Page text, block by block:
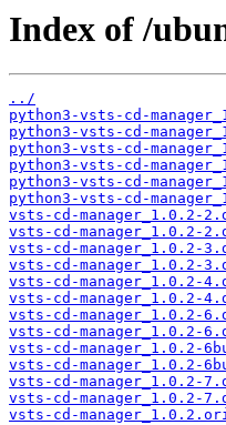
Index of /
../
python3-vsts-cd-
python3-vsts-cd-
python3-vsts-cd-
python3-vsts-cd-
python3-vsts-cd-
python3-vsts-cd-
vsts-cd-manager_1.0.2-
vsts-cd-manager_1.0.2-
vsts-cd-manager_1.0.2-
vsts-cd-manager_1.0.2-
vsts-cd-manager_1.0.2-
vsts-cd-manager_1.0.2-
vsts-cd-manager_1.0.2-
vsts-cd-manager_1.0.2-
vsts-cd-manager_1.0.2-
vsts-cd-manager_1.0.2-
vsts-cd-manager_1.0.2-
vsts-cd-manager_1.0.2-
vsts-cd-